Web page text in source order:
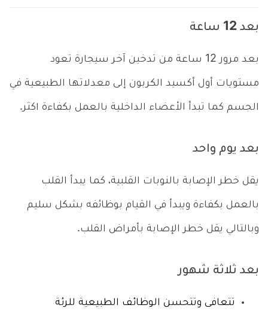
بعد 12 ساعة
بعد مرور 12 ساعة من تدخين آخر سيجارة تعود
مستويات أول أكسيد الكربون إلى معدلاتها الطبيعية في
الجسم كما تبدأ الأعضاء الداخلية بالعمل بكفاءة اكثر.
بعد يوم واحد
يقل خطر الإصابة بالنوبات القلبية، كما يبدأ القلب
بالعمل بكفاءة ويبدأ في القيام بوظائفه بشكل سليم
وبالتالي يقل خطر الإصابة بأمراض القلب.
بعد ثلاثة شهور
تتعافى وتتحسن الوظائف الطبيعية للرئة